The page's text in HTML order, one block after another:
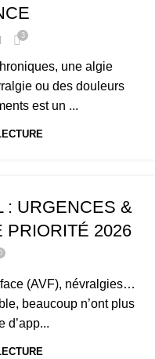
3
une algie
ou des douleurs
est un ...
: URGENCES &
PRIORITÉ 2026
(AVF), névralgies…
beaucoup n’ont plus
d’app...